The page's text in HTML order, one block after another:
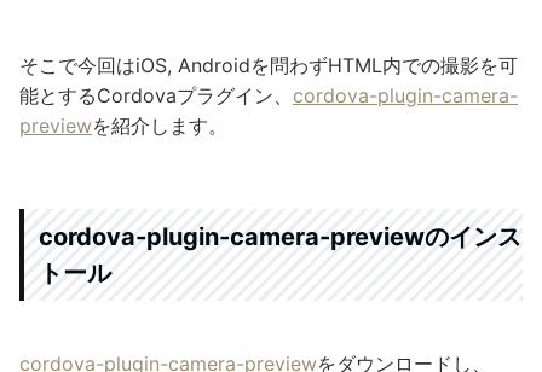
そこで今回はiOS, Androidを問わずHTML内での撮影を可
能とするCordovaプラグイン、 cordova-plugin-camera-
previewを紹介します。
cordova-plugin-camera-previewのインス
トール
cordova-plugin-camera-previewをダウンロードし、